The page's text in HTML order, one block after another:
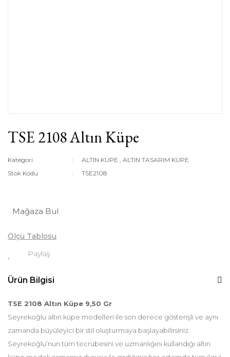
TSE 2108 Altın Küpe
Kategori ALTIN KÜPE ,ALTIN TASARIM KÜPE
Stok Kodu
TSE2108
Mağaza Bul
Ölçü Tablosu
Paylaş
Ürün Bilgisi
TSE 2108 Altın Küpe 9,50 Gr
Seyrekoğlu altın küpe modelleri ile son derece gösterişli ve aynı
zamanda büyüleyici bir stil oluşturmaya başlayabilirsiniz.
Seyrekoğlu’nun tüm tecrübesini ve uzmanlığını kullandığı altın